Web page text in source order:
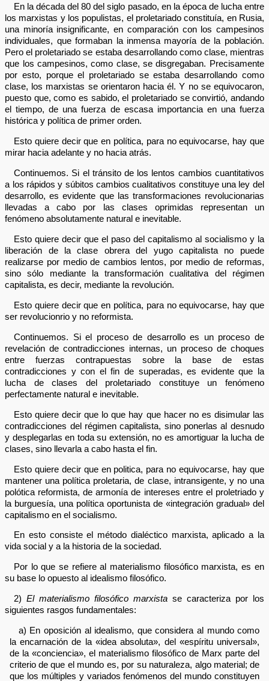
En la década del 80 del siglo pasado, en la época de lucha entre
los marxistas y los populistas, el proletariado constituía, en Rusia,
una minoría insignificante, en comparación con los campesinos
individuales, que formaban la inmensa mayoría de la población.
Pero el proletariado se estaba desarrollando como clase, mientras
que los campesinos, como clase, se disgregaban. Precisamente
por esto, porque el proletariado se estaba desarrollando como
clase, los marxistas se orientaron hacia él. Y no se equivocaron,
puesto que, como es sabido, el proletariado se convirtió, andando
el tiempo, de una fuerza de escasa importancia en una fuerza
histórica y política de primer orden.
Esto quiere decir que en política, para no equivocarse, hay que
mirar hacia adelante y no hacia atrás.
Continuemos. Si el tránsito de los lentos cambios cuantitativos
a los rápidos y súbitos cambios cualitativos constituye una ley del
desarrollo, es evidente que las transformaciones revolucionarias
llevadas a cabo por las clases oprimidas representan un
fenómeno absolutamente natural e inevitable.
Esto quiere decir que el paso del capitalismo al socialismo y la
liberación de la clase obrera del yugo capitalista no puede
realizarse por medio de cambios lentos, por medio de reformas,
sino sólo mediante la transformación cualitativa del régimen
capitalista, es decir, mediante la revolución.
Esto quiere decir que en política, para no equivocarse, hay que
ser revolucionrio y no reformista.
Continuemos. Si el proceso de desarrollo es un proceso de
revelación de contradicciones internas, un proceso de choques
entre fuerzas contrapuestas sobre la base de estas
contradicciones y con el fin de superadas, es evidente que la
lucha de clases del proletariado constituye un fenómeno
perfectamente natural e inevitable.
Esto quiere decir que lo que hay que hacer no es disimular las
contradicciones del régimen capitalista, sino ponerlas al desnudo
y desplegarlas en toda su extensión, no es amortiguar la lucha de
clases, sino llevarla a cabo hasta el fin.
Esto quiere decir que en politica, para no equivocarse, hay que
mantener una política proletaria, de clase, intransigente, y no una
polótica reformista, de armonía de intereses entre el proletriado y
la burguesía, una política oportunista de «integración gradual» del
capitalismo en el socialismo.
En esto consiste el método dialéctico marxista, aplicado a la
vida social y a la historia de la sociedad.
Por lo que se refiere al materialismo filosófico marxista, es en
su base lo opuesto al idealismo filosófico.
2)El materialismo filosófico marxistase caracteriza por los
siguientes rasgos fundamentales:
a) En oposición al idealismo, que considera al mundo como
la encarnación de la «idea absoluta», del «espíritu universal»,
de la «conciencia», el materialismo filosófico de Marx parte del
criterio de que el mundo es, por su naturaleza, algo material; de
que los múltiples y variados fenómenos del mundo constituyen